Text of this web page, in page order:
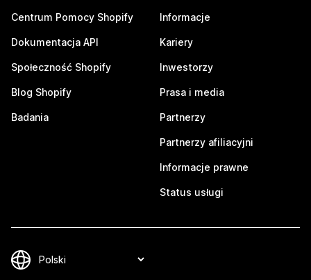
Centrum Pomocy Shopify
Dokumentacja API
Społeczność Shopify
Blog Shopify
Badania
Informacje
Kariery
Inwestorzy
Prasa i media
Partnerzy
Partnerzy afiliacyjni
Informacje prawne
Status usługi